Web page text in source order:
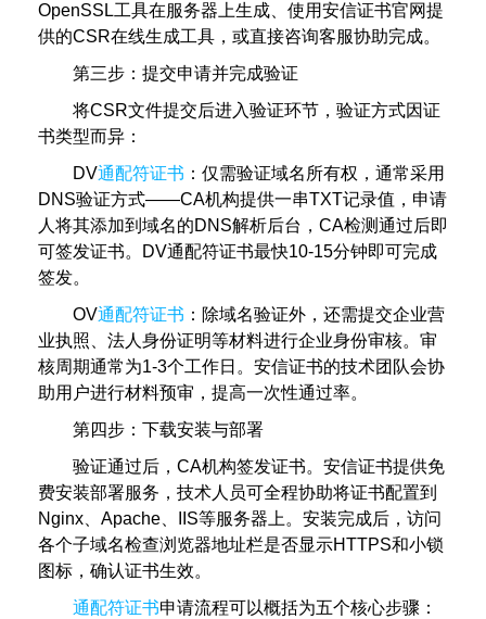
OpenSSL工具在服务器上生成、使用安信证书官网提
供的CSR在线生成工具，或直接咨询客服协助完成。
第三步：提交申请并完成验证
将CSR文件提交后进入验证环节，验证方式因证
书类型而异：
DV通配符证书 ：仅需验证域名所有权，通常采用
DNS验证方式——CA机构提供一串TXT记录值，申请
人将其添加到域名的DNS解析后台，CA检测通过后即
可签发证书。DV通配符证书最快10-15分钟即可完成
签发。
OV通配符证书 ：除域名验证外，还需提交企业营
业执照、法人身份证明等材料进行企业身份审核。审
核周期通常为1-3个工作日。安信证书的技术团队会协
助用户进行材料预审，提高一次性通过率。
第四步：下载安装与部署
验证通过后，CA机构签发证书。安信证书提供免
费安装部署服务，技术人员可全程协助将证书配置到
Nginx、Apache、IIS等服务器上。安装完成后，访问
各个子域名检查浏览器地址栏是否显示HTTPS和小锁
图标，确认证书生效。
通配符证书申请流程可以概括为五个核心步骤：